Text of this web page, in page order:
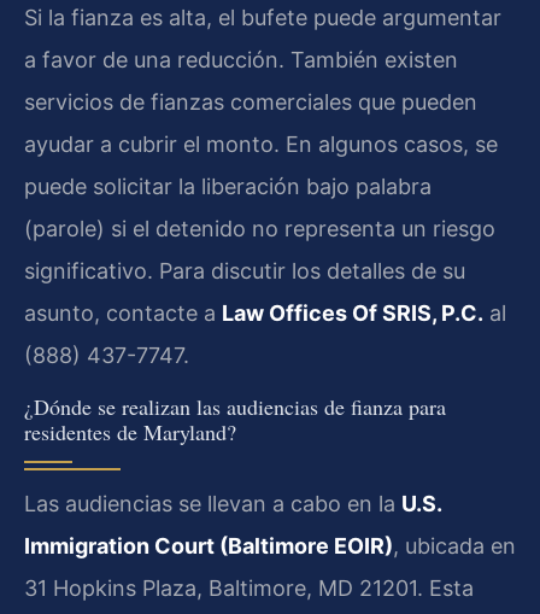
Si la fianza es alta, el bufete puede argumentar
a favor de una reducción. También existen
servicios de fianzas comerciales que pueden
ayudar a cubrir el monto. En algunos casos, se
puede solicitar la liberación bajo palabra
(parole) si el detenido no representa un riesgo
significativo. Para discutir los detalles de su
asunto, contacte a Law Offices Of SRIS, P.C. al
(888) 437-7747.
¿Dónde se realizan las audiencias de fianza para
residentes de Maryland?
Las audiencias se llevan a cabo en la U.S.
Immigration Court (Baltimore EOIR), ubicada en
31 Hopkins Plaza, Baltimore, MD 21201. Esta